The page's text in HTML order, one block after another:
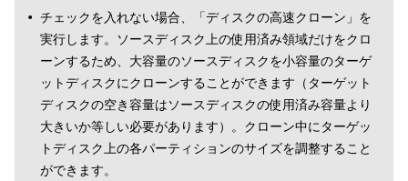
チェックを入れない場合、「ディスクの高速クローン」を
実行します。ソースディスク上の使用済み領域だけをクロ
ーンするため、大容量のソースディスクを小容量のターゲ
ットディスクにクローンすることができます（ターゲット
ディスクの空き容量はソースディスクの使用済み容量より
大きいか等しい必要があります）。クローン中にターゲッ
トディスク上の各パーティションのサイズを調整すること
ができます。